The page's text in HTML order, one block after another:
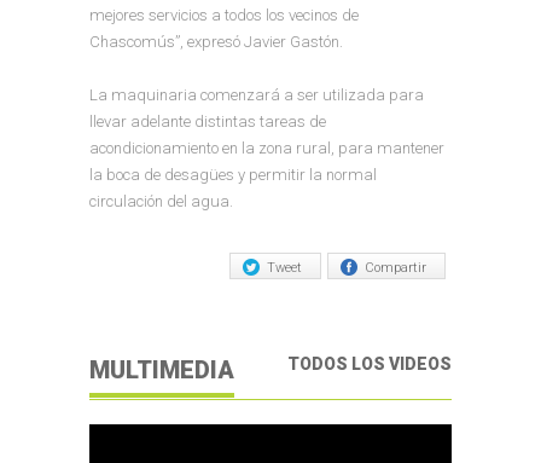
mejores servicios a todos los vecinos de
Chascomús”, expresó Javier Gastón.
La maquinaria comenzará a ser utilizada para
llevar adelante distintas tareas de
acondicionamiento en la zona rural, para mantener
la boca de desagües y permitir la normal
circulación del agua.
Compartir
Tweet
MULTIMEDIA TODOS LOS VIDEOS